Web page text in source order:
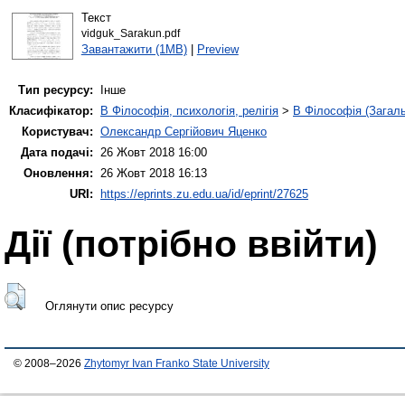
Текст
vidguk_Sarakun.pdf
Завантажити (1MB)| Preview
Тип ресурсу:
Інше
Класифікатор:
B Філософія, психологія, релігія > B Філософія
Користувач: Олександр Сергійович Яценко
Дата подачі: 26 Жовт 2018 16:00
Оновлення: 26 Жовт 2018 16:13
URI:
https://eprints.zu.edu.ua/id/eprint/27625
Дії ​​(потрібно ввійти)
Оглянути опис ресурсу
© 2008–2026 Zhytomyr Ivan Franko State University